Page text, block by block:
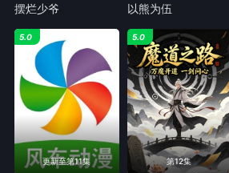
摆烂少爷 以熊为伍
更新至第11集
5.0
第12集
5.0